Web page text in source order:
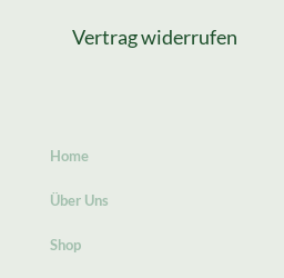
Vertrag widerrufen
Home
Über Uns
Shop